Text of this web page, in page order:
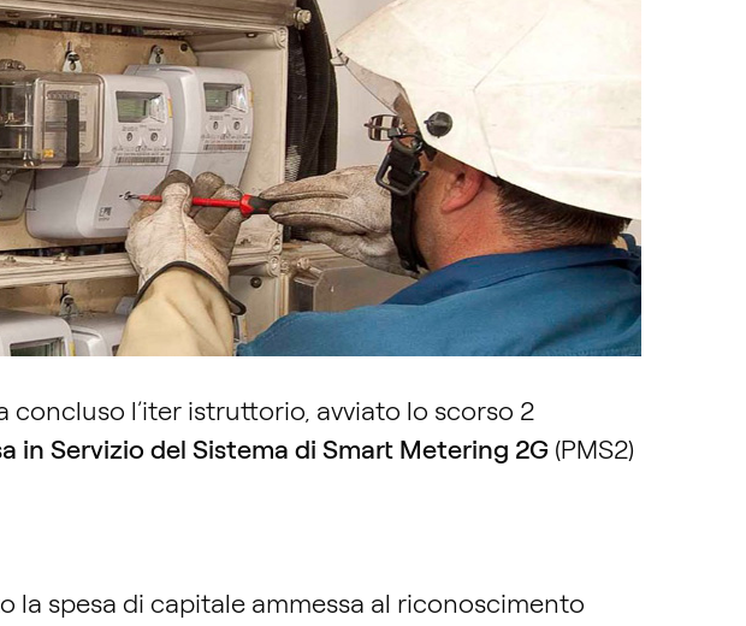
concluso l’iter istruttorio, avviato lo scorso 2
in Servizio del Sistema di Smart Metering 2G (PMS2)
la spesa di capitale ammessa al riconoscimento